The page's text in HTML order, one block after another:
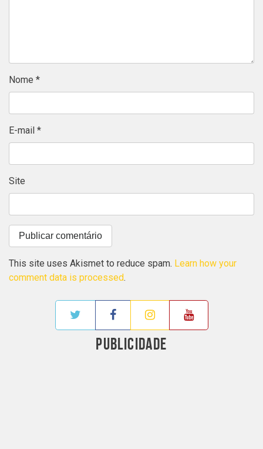
Nome *
E-mail *
Site
This site uses Akismet to reduce spam. Learn how your
comment data is processed.
PUBLICIDADE